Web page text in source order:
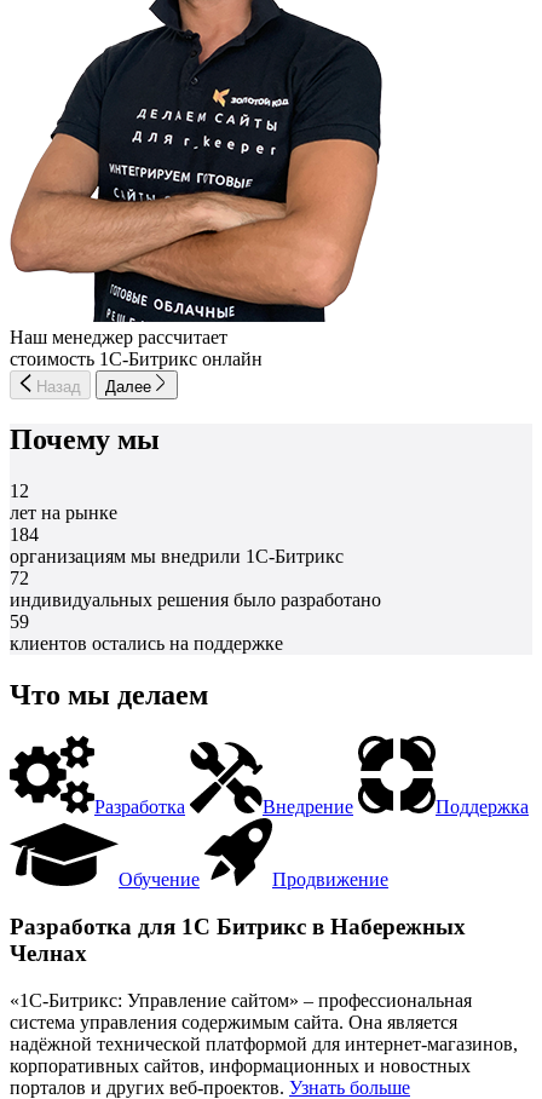
Наш менеджер рассчитает
стоимость 1С-Битрикс онлайн
Назад Далее
Почему мы
12
лет на рынке
184
организациям мы внедрили 1С-Битрикс
72
индивидуальных решения было разработано
59
клиентов остались на поддержке
Что мы делаем
Разработка Внедрение Поддержка
Обучение Продвижение
Разработка для 1С Битрикс в Набережных
Челнах
«1С-Битрикс: Управление сайтом» – профессиональная
система управления содержимым сайта. Она является
надёжной технической платформой для интернет-магазинов,
корпоративных сайтов, информационных и новостных
порталов и других веб-проектов. Узнать больше